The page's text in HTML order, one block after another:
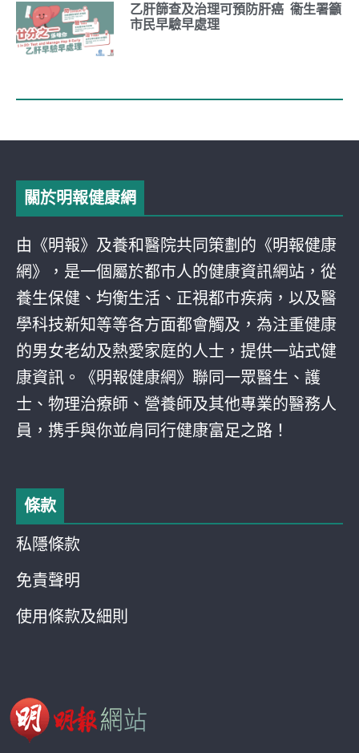
乙肝篩查及治理可預防肝癌 衞生署籲
市民早驗早處理
關於明報健康網
由《明報》及養和醫院共同策劃的《明報健康
網》，是一個屬於都巿人的健康資訊網站，從
養生保健、均衡生活、正視都巿疾病，以及醫
學科技新知等等各方面都會觸及，為注重健康
的男女老幼及熱愛家庭的人士，提供一站式健
康資訊。《明報健康網》聯同一眾醫生、護
士、物理治療師、營養師及其他專業的醫務人
員，携手與你並肩同行健康富足之路！
條款
私隱條款
免責聲明
使用條款及細則